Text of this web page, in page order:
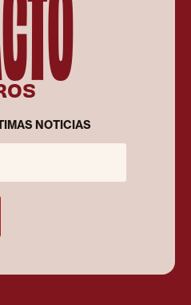
NOTICIAS